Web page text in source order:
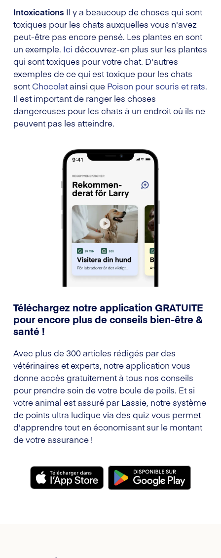
Intoxications Il y a beaucoup de choses qui sont
toxiques pour les chats auxquelles vous n'avez
peut-être pas encore pensé. Les plantes en sont
un exemple. Ici découvrez-en plus sur les plantes
qui sont toxiques pour votre chat. D'autres
exemples de ce qui est toxique pour les chats
sont Chocolat ainsi que Poison pour souris et rats.
Il est important de ranger les choses
dangereuses pour les chats à un endroit où ils ne
peuvent pas les atteindre.
Téléchargez notre application GRATUITE
pour encore plus de conseils bien-être &
santé !
Avec plus de 300 articles rédigés par des
vétérinaires et experts, notre application vous
donne accès gratuitement à tous nos conseils
pour prendre soin de votre boule de poils. Et si
votre animal est assuré par Lassie, notre système
de points ultra ludique via des quiz vous permet
d'apprendre tout en économisant sur le montant
de votre assurance !